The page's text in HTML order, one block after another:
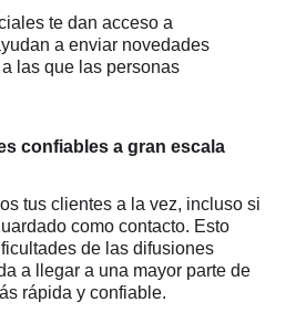
te dan acceso a
a enviar novedades
las que las personas
confiables a gran escala
tus clientes a la vez, incluso si
como contacto. Esto
de las difusiones
a llegar a una mayor parte de
rápida y confiable.